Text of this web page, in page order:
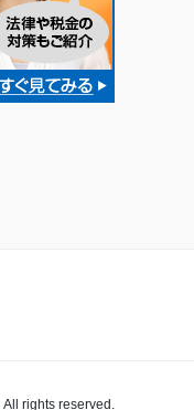
All rights reserved.